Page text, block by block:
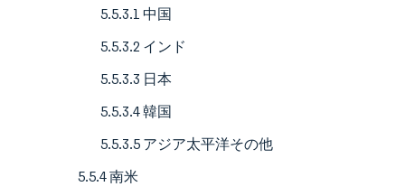
5.5.3.1 中国
5.5.3.2 インド
5.5.3.3 日本
5.5.3.4 韓国
5.5.3.5 アジア太平洋その他
5.5.4 南米